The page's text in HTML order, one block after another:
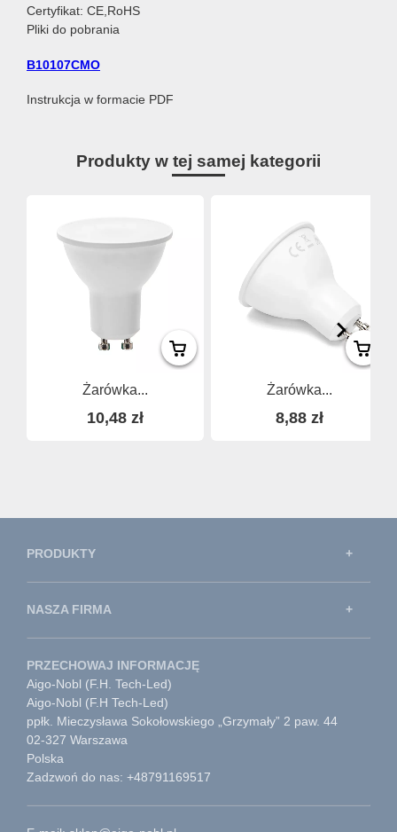
Certyfikat: CE,RoHS
Pliki do pobrania
B10107CMO
Instrukcja w formacie PDF
Produkty w tej samej kategorii
Żarówka...
10,48 zł
Żarówka...
8,88 zł
PRODUKTY
NASZA FIRMA
PRZECHOWAJ INFORMACJĘ
Aigo-Nobl (F.H. Tech-Led)
Aigo-Nobl (F.H Tech-Led)
ppłk. Mieczysława Sokołowskiego „Grzymały” 2 paw. 44
02-327 Warszawa
Polska
Zadzwoń do nas: +48791169517